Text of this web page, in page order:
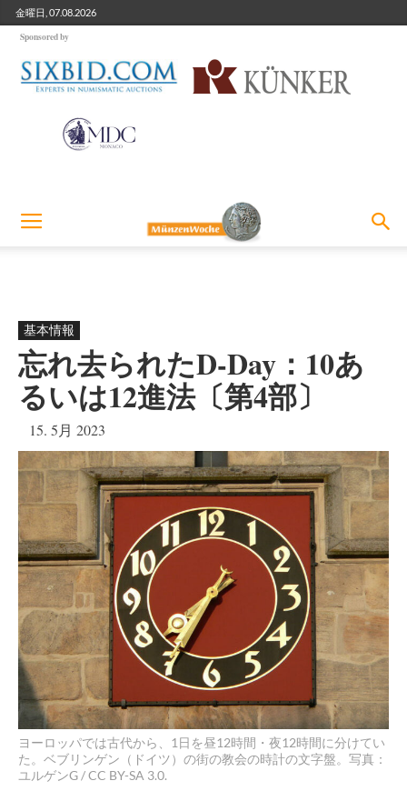
金曜日, 07.08.2026
Sponsored by
基本情報
忘れ去られたD-Day：10あ
るいは12進法〔第4部〕
15. 5月 2023
ヨーロッパでは古代から、1日を昼12時間・夜12時間に分けてい
た。ベブリンゲン（ドイツ）の街の教会の時計の文字盤。写真：
ユルゲンG / CC BY-SA 3.0.